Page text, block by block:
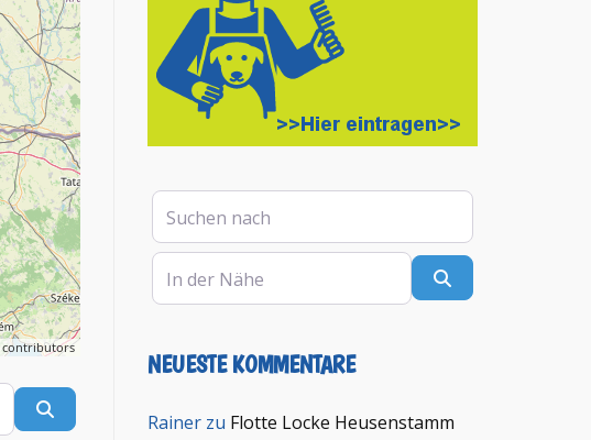
contributors
Suchen nach
In der Nähe
NEUESTE KOMMENTARE
Rainer zu Flotte Locke Heusenstamm